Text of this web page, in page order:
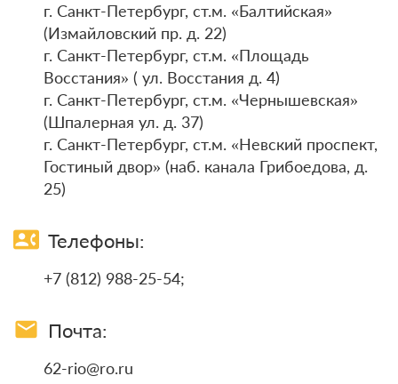
г. Санкт-Петербург, ст.м. «Балтийская»
(Измайловский пр. д. 22)
г. Санкт-Петербург, ст.м. «Площадь
Восстания» ( ул. Восстания д. 4)
г. Санкт-Петербург, ст.м. «Чернышевская»
(Шпалерная ул. д. 37)
г. Санкт-Петербург, ст.м. «Невский проспект,
Гостиный двор» (наб. канала Грибоедова, д.
25)
contact_phone Телефоны:
+7 (812) 988-25-54;
email Почта:
62-rio@ro.ru